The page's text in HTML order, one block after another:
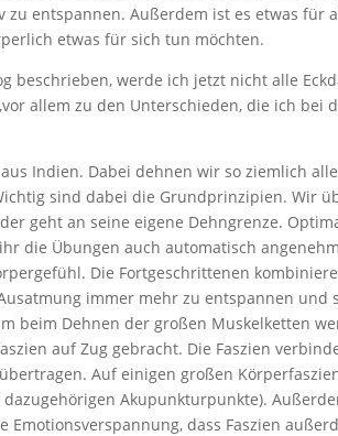
zu entspannen. Außerdem ist es etwas für
etwas für sich tun möchten.
beschrieben, werde ich jetzt nicht alle
allem zu den Unterschieden, die ich bei
Indien. Dabei dehnen wir so ziemlich
sind dabei die Grundprinzipien. Wir
geht an seine eigene Dehngrenze.
die Übungen auch automatisch
Die Fortgeschrittenen
immer mehr zu entspannen
beim Dehnen der großen Muskelketten
auf Zug gebracht. Die Faszien
Auf einigen großen
Akupunkturpunkte).
Emotionsverspannung, dass Faszien